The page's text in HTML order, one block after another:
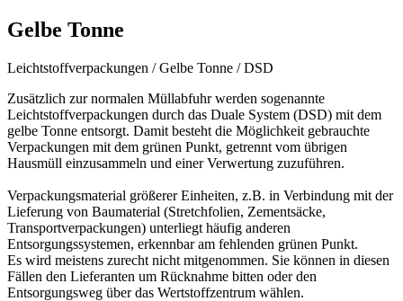
Gelbe Tonne
Leichtstoffverpackungen / Gelbe Tonne / DSD
Zusätzlich zur normalen Müllabfuhr werden sogenannte
Leichtstoffverpackungen durch das Duale System (DSD) mit dem
gelbe Tonne entsorgt. Damit besteht die Möglichkeit gebrauchte
Verpackungen mit dem grünen Punkt, getrennt vom übrigen
Hausmüll einzusammeln und einer Verwertung zuzuführen.
Verpackungsmaterial größerer Einheiten, z.B. in Verbindung mit der
Lieferung von Baumaterial (Stretchfolien, Zementsäcke,
Transportverpackungen) unterliegt häufig anderen
Entsorgungssystemen, erkennbar am fehlenden grünen Punkt.
Es wird meistens zurecht nicht mitgenommen. Sie können in diesen
Fällen den Lieferanten um Rücknahme bitten oder den
Entsorgungsweg über das Wertstoffzentrum wählen.